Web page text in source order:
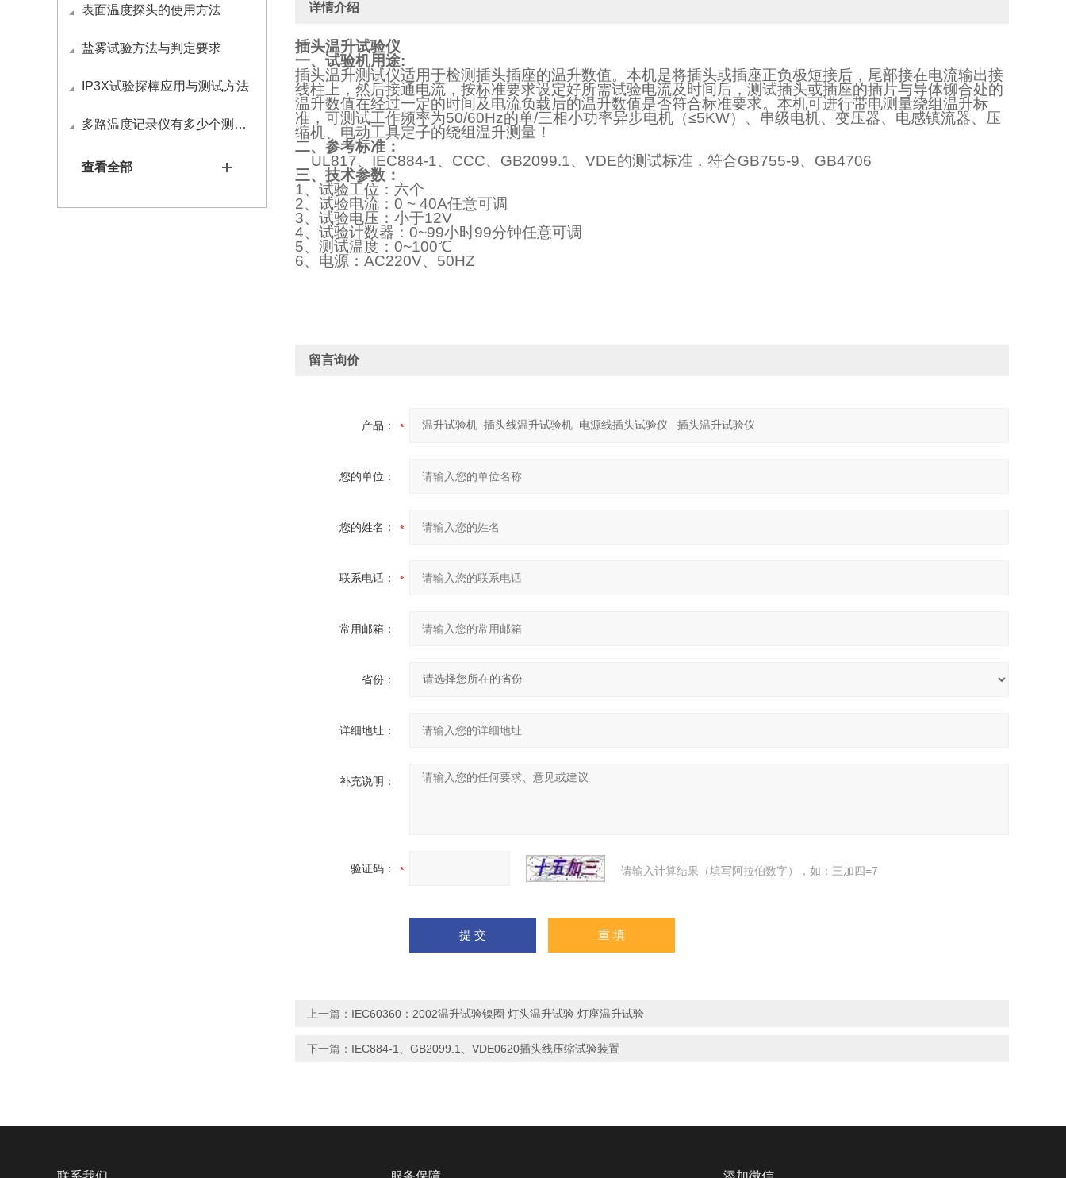
表面温度探头的使用方法
盐雾试验方法与判定要求
IP3X试验探棒应用与测试方法
多路温度记录仪有多少个测试通道？
查看全部
详情介绍
插头温升试验仪
一、试验机用途:
插头温升测试仪适用于检测插头插座的温升数值。本机是将插头或插座正负极短接后，尾部接在电流输出接
线柱上，然后接通电流，按标准要求设定好所需试验电流及时间后，测试插头或插座的插片与导体铆合处的
温升数值在经过一定的时间及电流负载后的温升数值是否符合标准要求。本机可进行带电测量绕组温升标
准，可测试工作频率为50/60Hz的单/三相小功率异步电机（≤5KW）、串级电机、变压器、电感镇流器、压
缩机、电动工具定子的绕组温升测量！
二、参考标准：
UL817、IEC884-1、CCC、GB2099.1、VDE的测试标准，符合GB755-9、GB4706
三、技术参数：
1、试验工位：六个
2、试验电流：0 ~ 40A任意可调
3、试验电压：小于12V
4、试验计数器：0~99小时99分钟任意可调
5、测试温度：0~100℃
6、电源：AC220V、50HZ
留言询价
产品：
您的单位：
您的姓名：
联系电话：
常用邮箱：
省份：
详细地址：
补充说明：
验证码： 请输入计算结果（填写阿拉伯数字），如：三加四=7
上一篇： IEC60360：2002温升试验镍圈 灯头温升试验 灯座温升试验
下一篇： IEC884-1、GB2099.1、VDE0620插头线压缩试验装置